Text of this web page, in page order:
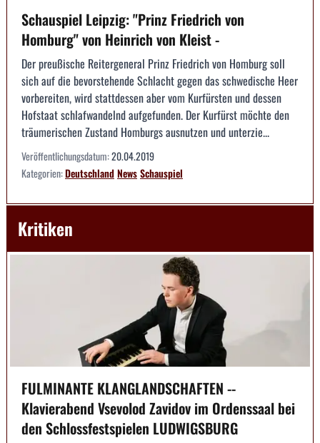
Schauspiel Leipzig: "Prinz Friedrich von
Homburg" von Heinrich von Kleist -
Der preußische Reitergeneral Prinz Friedrich von Homburg soll
sich auf die bevorstehende Schlacht gegen das schwedische Heer
vorbereiten, wird stattdessen aber vom Kurfürsten und dessen
Hofstaat schlafwandelnd aufgefunden. Der Kurfürst möchte den
träumerischen Zustand Homburgs ausnutzen und unterzie...
Veröffentlichungsdatum:20.04.2019
Kategorien:DeutschlandNewsSchauspiel
Kritiken
FULMINANTE KLANGLANDSCHAFTEN --
Klavierabend Vsevolod Zavidov im Ordenssaal bei
den Schlossfestspielen LUDWIGSBURG